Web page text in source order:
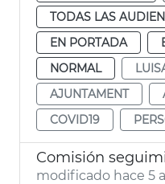
TODAS LAS
EN PORTADA
NORMAL
AJUNTAMENT
COVID19
modificado hace 5